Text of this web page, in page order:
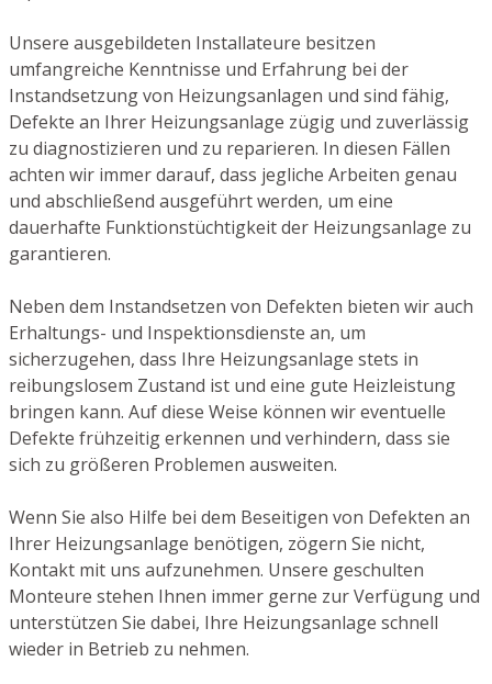
Unsere ausgebildeten Installateure besitzen
umfangreiche Kenntnisse und Erfahrung bei der
Instandsetzung von Heizungsanlagen und sind fähig,
Defekte an Ihrer Heizungsanlage zügig und zuverlässig
zu diagnostizieren und zu reparieren. In diesen Fällen
achten wir immer darauf, dass jegliche Arbeiten genau
und abschließend ausgeführt werden, um eine
dauerhafte Funktionstüchtigkeit der Heizungsanlage zu
garantieren.
Neben dem Instandsetzen von Defekten bieten wir auch
Erhaltungs- und Inspektionsdienste an, um
sicherzugehen, dass Ihre Heizungsanlage stets in
reibungslosem Zustand ist und eine gute Heizleistung
bringen kann. Auf diese Weise können wir eventuelle
Defekte frühzeitig erkennen und verhindern, dass sie
sich zu größeren Problemen ausweiten.
Wenn Sie also Hilfe bei dem Beseitigen von Defekten an
Ihrer Heizungsanlage benötigen, zögern Sie nicht,
Kontakt mit uns aufzunehmen. Unsere geschulten
Monteure stehen Ihnen immer gerne zur Verfügung und
unterstützen Sie dabei, Ihre Heizungsanlage schnell
wieder in Betrieb zu nehmen.